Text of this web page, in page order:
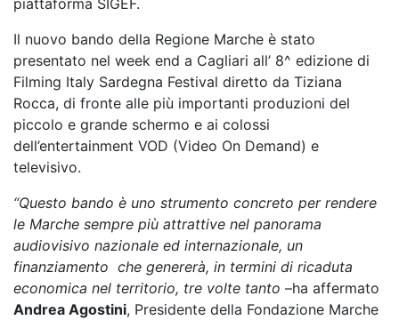
Il nuovo bando della Regione Marche è stato
presentato nel week end a Cagliari all’ 8^ edizione di
Filming Italy Sardegna Festival diretto da Tiziana
Rocca, di fronte alle più importanti produzioni del
piccolo e grande schermo e ai colossi
dell’entertainment VOD (Video On Demand) e
televisivo.
“Questo bando è uno strumento concreto per rendere
le Marche sempre più attrattive nel panorama
audiovisivo nazionale ed internazionale, un
finanziamento che genererà, in termini di ricaduta
economica nel territorio, tre volte tanto –ha affermato
Andrea Agostini, Presidente della Fondazione Marche